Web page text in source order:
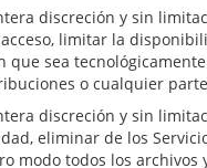
discreción y sin
limitar la
que sea
o cualquier
discreción y sin
eliminar de los
modo todos los archivos